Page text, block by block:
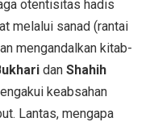
otentisitas hadis
melalui sanad (rantai
mengandalkan kitab-
dan Shahih
keabsahan
Lantas, mengapa